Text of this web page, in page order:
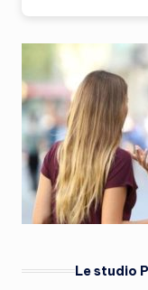
Le studio